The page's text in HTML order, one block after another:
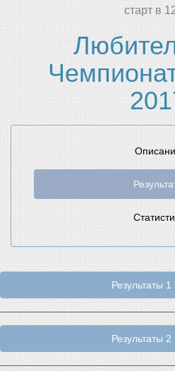
cтарт в
Результаты 1
Результаты 2